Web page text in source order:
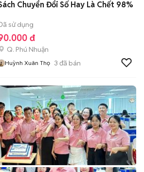
Chuyển Đổi Số Hay Là Chết 98%
sử dụng
đ
Q. Phú Nhuận
Huỳnh Xuân Thọ 3 đã bán